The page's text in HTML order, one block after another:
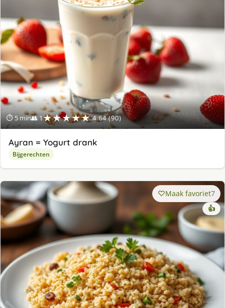
⏱ 5 min👥 1★★★★★ 4.64 (90)
Ayran = Yogurt drank
Bijgerechten
Maak favoriet7
👍